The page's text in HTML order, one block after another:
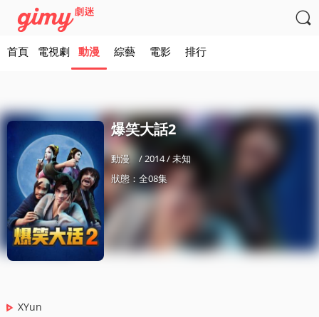

首頁 電視劇 動漫 綜藝 電影 排行
爆笑大話2
動漫
/ 2014 / 未知
狀態：全08集
XYun